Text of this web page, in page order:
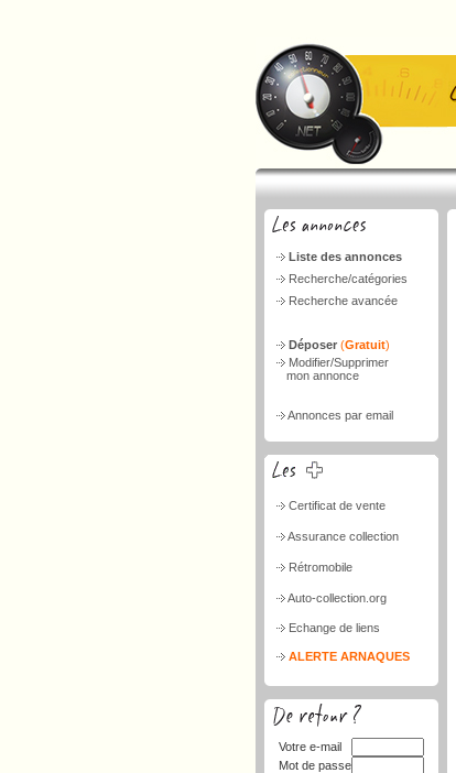
Liste des annonces
Recherche/catégories
Recherche avancée
Déposer (Gratuit)
Modifier/Supprimer
mon annonce
Annonces par email
Certificat de vente
Assurance collection
Rétromobile
Auto-collection.org
Echange de liens
ALERTE ARNAQUES
Votre e-mail
Mot de passe